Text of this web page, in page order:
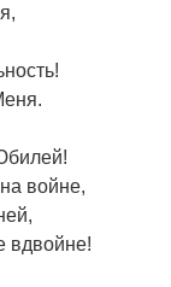
войне,
вдвойне!